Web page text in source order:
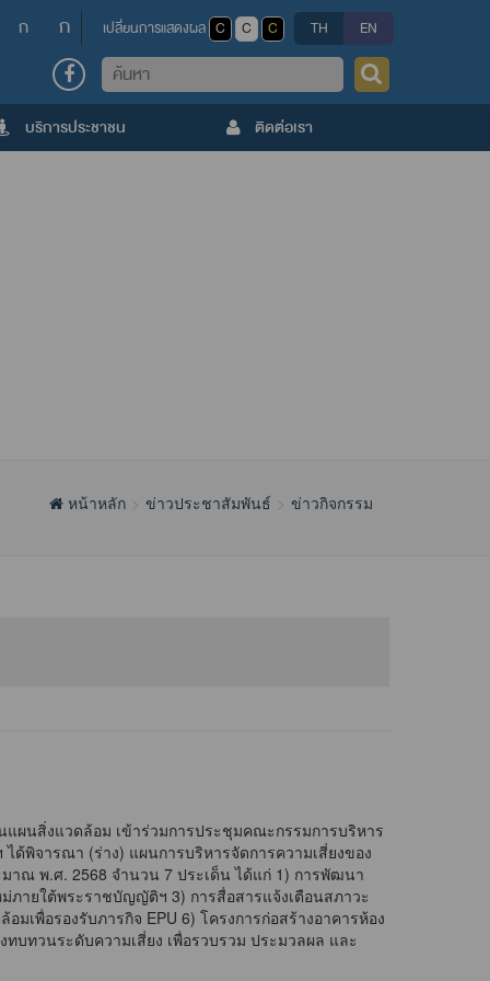
ก ก เปลี่ยนการแสดงผล C C C TH EN
ค้นหา
บริการประชาชน ติดต่อเรา
หน้าหลัก ข่าวประชาสัมพันธ์ ข่าวกิจกรรม
นสิ่งแวดล้อม เข้าร่วมการประชุมคณะกรรมการบริหาร
ด้พิจารณา (ร่าง) แผนการบริหารจัดการความเสี่ยงของ
าณ พ.ศ. 2568 จำนวน 7 ประเด็น ได้แก่ 1) การพัฒนา
ายใต้พระราชบัญญัติฯ 3) การสื่อสารแจ้งเตือนสภาวะ
พื่อรองรับภารกิจ EPU 6) โครงการก่อสร้างอาคารห้อง
บทวนระดับความเสี่ยง เพื่อรวบรวม ประมวลผล และ